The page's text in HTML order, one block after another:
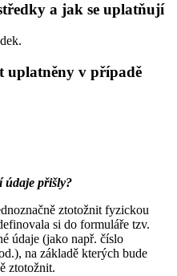
a jak se uplatňují
uplatněny v případě
údaje přišly?
ztotožnit fyzickou
si do formuláře tzv.
údaje (jako např. číslo
na základě kterých bude
ztotožnit.